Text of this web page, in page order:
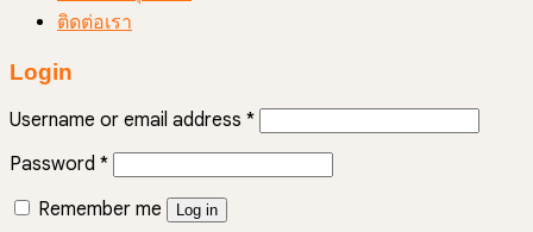
ติดต่อเรา
Login
Username or email address *
Password *
Remember me
Log in